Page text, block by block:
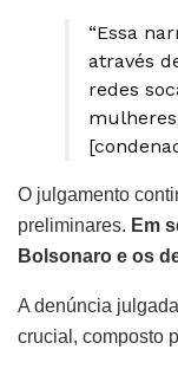
“Essa
através
redes
O julgamento
preliminares. Em
Bolsonaro e os
A denúncia
crucial, composto